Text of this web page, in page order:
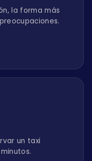
la forma más
un taxi